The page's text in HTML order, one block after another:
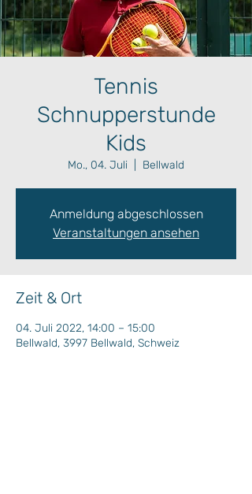
Tennis
Schnupperstunde
Kids
Mo., 04. Juli Bellwald
Anmeldung abgeschlossen
Veranstaltungen ansehen
Zeit & Ort
04. Juli 2022, 14:00 – 15:00
Bellwald, 3997 Bellwald, Schweiz